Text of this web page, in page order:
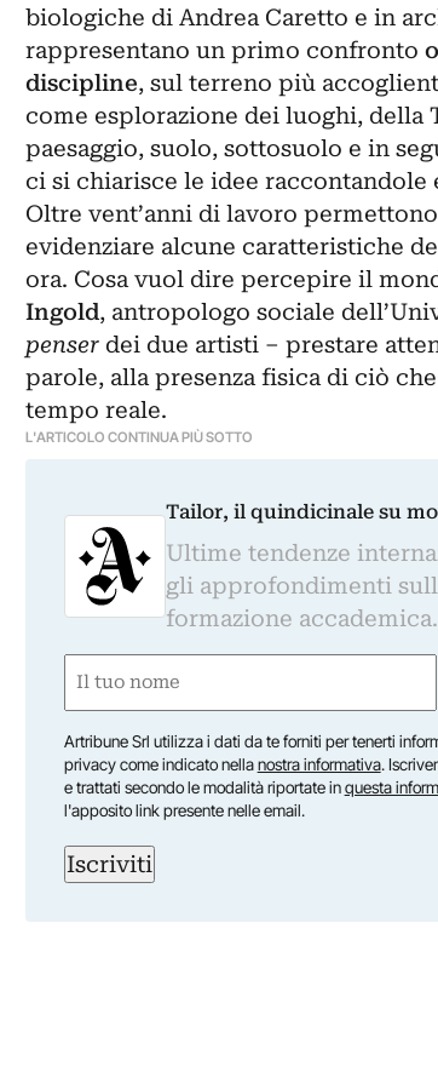
biologiche di Andrea Caretto e in
rappresentano un primo confronto
discipline, sul terreno più
come esplorazione dei luoghi,
paesaggio, suolo, sottosuolo e in
ci si chiarisce le idee
Oltre vent’anni di lavoro
evidenziare alcune caratteristiche
ora. Cosa vuol dire percepire il
Ingold, antropologo sociale
penserdei due artisti – prestare
parole, alla presenza fisica di ciò
tempo reale.
L'ARTICOLO CONTINUA PIÙ SOTTO
Tailor, il quindicinale su
Ultime tendenze
gli approfondimenti
formazione accademica.
Nome
Nome
Artribune Srl utilizza i dati da te forniti per tenerti
privacy come indicato nellanostra informativa.
e trattati secondo le modalità riportate inquesta
l'apposito link presente nelle email.
Iscriviti